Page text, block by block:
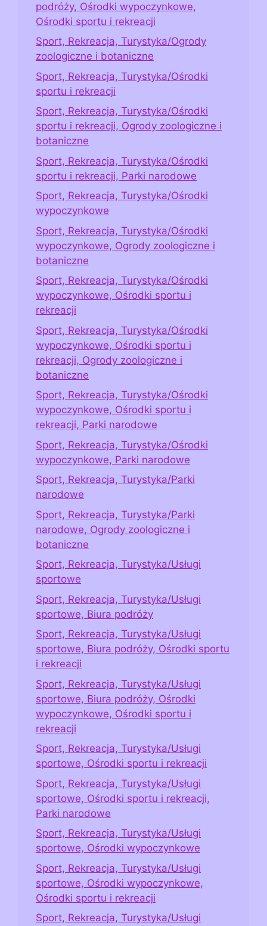
podróży, Ośrodki wypoczynkowe,
Ośrodki sportu i rekreacji
Sport, Rekreacja, Turystyka/Ogrody
zoologiczne i botaniczne
Sport, Rekreacja, Turystyka/Ośrodki
sportu i rekreacji
Sport, Rekreacja, Turystyka/Ośrodki
sportu i rekreacji, Ogrody zoologiczne i
botaniczne
Sport, Rekreacja, Turystyka/Ośrodki
sportu i rekreacji, Parki narodowe
Sport, Rekreacja, Turystyka/Ośrodki
wypoczynkowe
Sport, Rekreacja, Turystyka/Ośrodki
wypoczynkowe, Ogrody zoologiczne i
botaniczne
Sport, Rekreacja, Turystyka/Ośrodki
wypoczynkowe, Ośrodki sportu i
rekreacji
Sport, Rekreacja, Turystyka/Ośrodki
wypoczynkowe, Ośrodki sportu i
rekreacji, Ogrody zoologiczne i
botaniczne
Sport, Rekreacja, Turystyka/Ośrodki
wypoczynkowe, Ośrodki sportu i
rekreacji, Parki narodowe
Sport, Rekreacja, Turystyka/Ośrodki
wypoczynkowe, Parki narodowe
Sport, Rekreacja, Turystyka/Parki
narodowe
Sport, Rekreacja, Turystyka/Parki
narodowe, Ogrody zoologiczne i
botaniczne
Sport, Rekreacja, Turystyka/Usługi
sportowe
Sport, Rekreacja, Turystyka/Usługi
sportowe, Biura podróży
Sport, Rekreacja, Turystyka/Usługi
sportowe, Biura podróży, Ośrodki sportu
i rekreacji
Sport, Rekreacja, Turystyka/Usługi
sportowe, Biura podróży, Ośrodki
wypoczynkowe, Ośrodki sportu i
rekreacji
Sport, Rekreacja, Turystyka/Usługi
sportowe, Ośrodki sportu i rekreacji
Sport, Rekreacja, Turystyka/Usługi
sportowe, Ośrodki sportu i rekreacji,
Parki narodowe
Sport, Rekreacja, Turystyka/Usługi
sportowe, Ośrodki wypoczynkowe
Sport, Rekreacja, Turystyka/Usługi
sportowe, Ośrodki wypoczynkowe,
Ośrodki sportu i rekreacji
Sport, Rekreacja, Turystyka/Usługi